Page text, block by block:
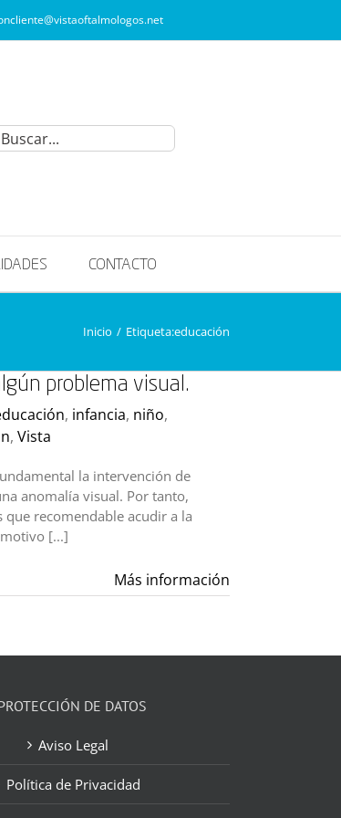
CONTACTO
Inicio / Etiqueta:educación
problema visual.
, infancia, niño,
, Vista
la intervención de
anomalía visual. Por tanto,
recomendable acudir a la
[...]
Más información
DE DATOS
Aviso Legal
Política de Privacidad